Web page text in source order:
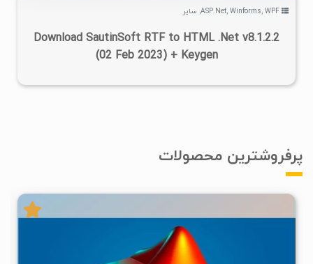
ASP.Net, Winforms, WPF
, سایر
Download SautinSoft RTF to HTML .Net v8.1.2.2
(02 Feb 2023) + Keygen
پرفروشترین محصولات